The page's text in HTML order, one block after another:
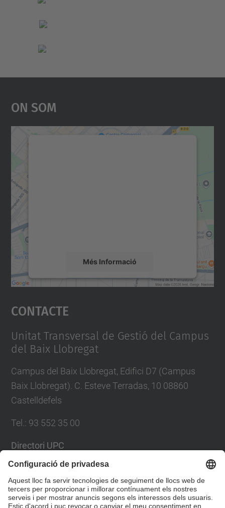
On Som
Més Informació
Accepta
powered by
Contacte
Unitat Transversal de Gestió del Campus
del Baix Llobregat
Campus del Baix Llobregat, Edifici D7 (Campus
Baix Llobregat). C. Esteve Terradas, 10 08860
Castelldefels
Tel. : 93 552 35 00
Directori UPC
Formulari de contacte
Llista Xarxes Socials